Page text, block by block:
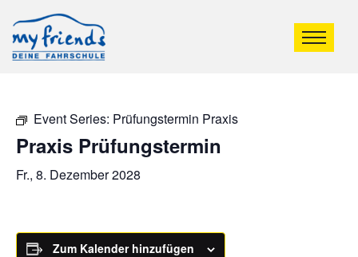
Event Series: Prüfungstermin Praxis
Praxis Prüfungstermin
Fr., 8. Dezember 2028
Zum Kalender hinzufügen